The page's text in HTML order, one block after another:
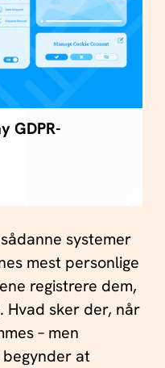
GDPR-
systemer
mest personlige
registrere dem,
Hvad sker der, når
– men
at